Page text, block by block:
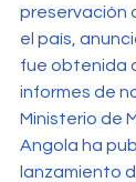
preservación
el país,
fue obtenida
informes de
Ministerio de
Angola ha
lanzamiento